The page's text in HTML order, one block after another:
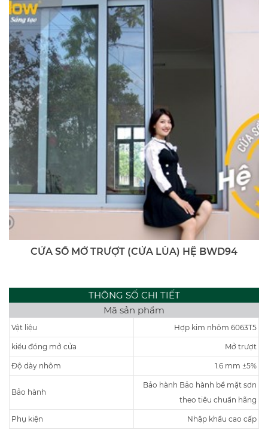
CỬA SỔ MỞ TRƯỢT (CỬA LÙA) HỆ BWD94
THÔNG SỐ CHI TIẾT
Mã sản phẩm
Vật liệu Hợp kim nhôm 6063T5
kiểu đóng mở cửa Mở trượt
Độ dày nhôm 1.6 mm ±5%
Bảo hành
Bảo hành Bảo hành bề mặt sơn
theo tiêu chuẩn hãng
Phụ kiện Nhập khẩu cao cấp